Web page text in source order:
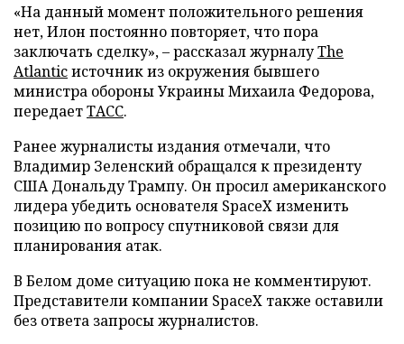
«На данный момент положительного решения
нет, Илон постоянно повторяет, что пора
заключать сделку», – рассказал журналуThe
Atlanticисточник из окружения бывшего
министра обороны Украины Михаила Федорова,
передаетТАСС.
Ранее журналисты издания отмечали, что
Владимир Зеленский обращался к президенту
США Дональду Трампу. Он просил американского
лидера убедить основателя SpaceX изменить
позицию по вопросу спутниковой связи для
планирования атак.
В Белом доме ситуацию пока не комментируют.
Представители компании SpaceX также оставили
без ответа запросы журналистов.